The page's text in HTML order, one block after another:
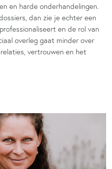
en harde onderhandelingen.
dan zie je echter een
en de rol van
overleg gaat minder over
vertrouwen en het